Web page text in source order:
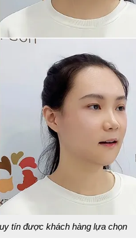
tín được khách hàng lựa chọn